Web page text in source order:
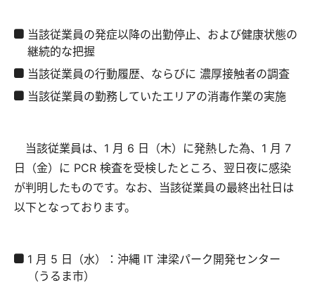
当該従業員の発症以降の出勤停止、および健康状態の
継続的な把握
当該従業員の行動履歴、ならびに 濃厚接触者の調査
当該従業員の勤務していたエリアの消毒作業の実施
当該従業員は、1 月 6 日（木）に発熱した為、1 月 7
日（金）に PCR 検査を受検したところ、翌日夜に感染
が判明したものです。なお、当該従業員の最終出社日は
以下となっております。
1 月 5 日（水）：沖縄 IT 津梁パーク開発センター
（うるま市）